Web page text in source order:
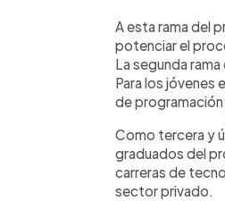
A esta rama del
potenciar el
La segunda
Para los jóvenes
de
Como tercera y
graduados del
carreras de
sector privado.